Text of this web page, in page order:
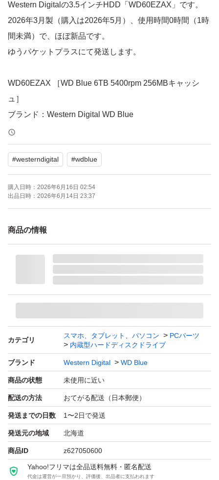
Western Digitalの3.5インチHDD「WD60EZAX」です。
2026年3月製（購入は2026年5月）、使用時間0時間（1時
間未満）で、ほぼ新品です。
ゆうパケットプラスにて発送します。
WD60EZAX ［WD Blue 6TB 5400rpm 256MBキャッシ
ュ］
ブランド：Western Digital WD Blue
HDD容量：6000.0 GB
ドライブ回転数：5400rpm
インターフェイス：Serial ATA
HDDフォームファクター：3.5インチ
#westerndigital #wdblue
購入日時： 2026年6月16日 02:54
出品日時： 2026年6月14日 23:37
商品の情報
カテゴリ
スマホ、タブレット、パソコン
PCパーツ
内蔵型ハードディスクドライブ
ブランド Western Digital WD Blue
商品の状態 未使用に近い
配送の方法 おてがる配送（日本郵便）
発送までの日数 1〜2日で発送
発送元の地域 北海道
商品ID z627050600
Yahoo!フリマは全品送料無料・匿名配送
代金は運営が一旦預かり、評価後、出品者に支払われます